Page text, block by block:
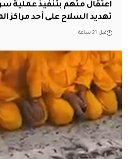
اعتقال متهم بتنفيذ عملية
تهديد السلاح على أحد مراكز
قبل 21 ساعة